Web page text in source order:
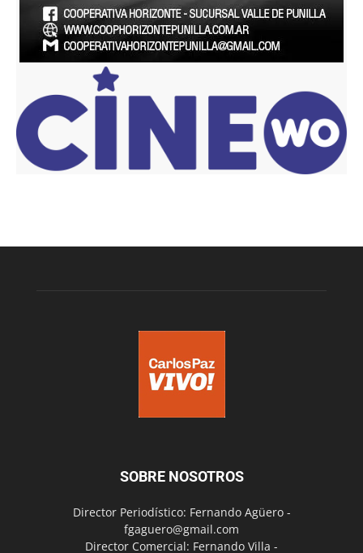
SOBRE NOSOTROS
Director Periodístico: Fernando Agüero -
fgaguero@gmail.com
Director Comercial: Fernando Villa -